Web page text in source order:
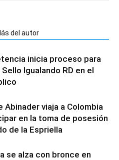
del autor
inicia proceso para
Igualando RD en el
Abinader viaja a Colombia
en la toma de posesión
de la Espriella
se alza con bronce en